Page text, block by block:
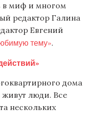
в миф и многом
редактор Галина
Евгений
тему».
дома
люди. Все
нескольких